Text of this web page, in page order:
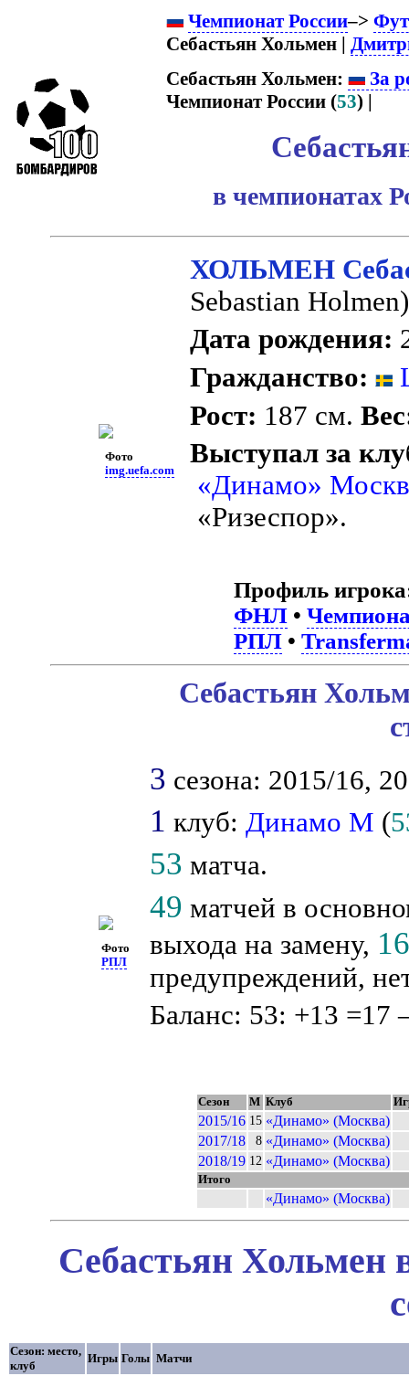
Чемпионат России–>
Себастьян Хольмен |
Себастьян Хольмен:
За
Чемпионат России (53) |
в чемпионатах
Фото
img.uefa.com
ХОЛЬМЕН
Sebastian
Дата рождения:
Гражданство:
Рост: 187 см.
Выступал за
«Динамо»
«Ризеспор».
Профиль
ФНЛ •
РПЛ •
Фото
РПЛ
Себастьян
3 сезона: 2015/16,
1 клуб:Динамо М (
53 матча.
49 матчей в
выхода на замену,
предупреждений,
Баланс: 53: +13 =17
Сезон М Клуб
2015/16 15 «Динамо» (Москва)
2017/18
8 «Динамо» (Москва)
2018/19 12 «Динамо» (Москва)
Итого
«Динамо» (Москва)
Себастьян Хольмен
Сезон: место,
клуб
Игры Голы Матчи